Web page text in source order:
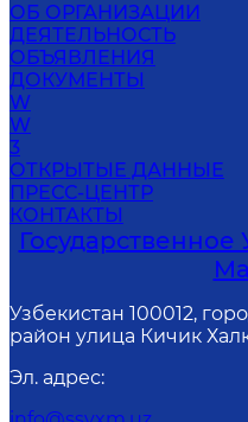
ОБ ОРГАНИЗАЦИИ
ДЕЯТЕЛЬНОСТЬ
ОБЪЯВЛЕНИЯ
ДОКУМЕНТЫ
W
W
3
ОТКРЫТЫЕ ДАННЫЕ
ПРЕСС-ЦЕНТР
КОНТАКТЫ
Узбекистан 100012,
район улица Кичик
Эл. адрес: